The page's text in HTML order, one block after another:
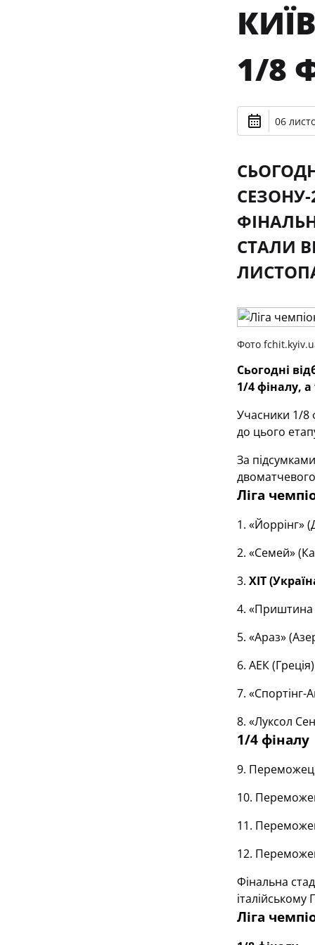
1/8
06
СТАЛИ
Фото
Сьогодні
1/4 фіналу,
Учасники 1/8
до цього
За
Ліга
1. «Йоррінг»
2. «Семей»
3. ХІТ
4. «Приштина
5. «Араз»
6. АЕК
7. «Спортінг-
8. «Луксол
1/4 фіналу
9.
10.
11.
12.
Фінальна
Ліга